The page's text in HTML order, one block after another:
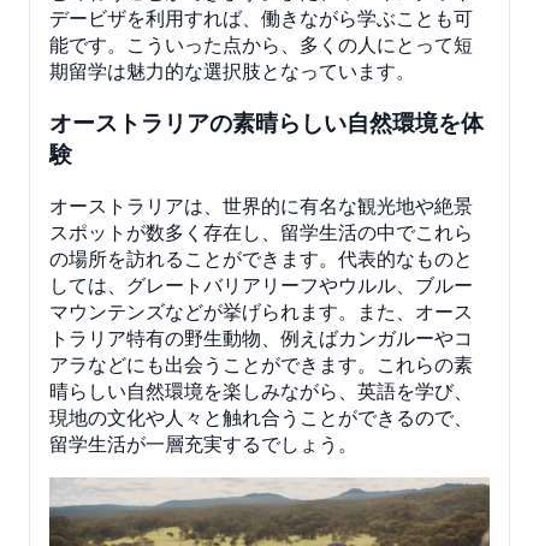
デービザを利用すれば、働きながら学ぶことも可
能です。こういった点から、多くの人にとって短
期留学は魅力的な選択肢となっています。
オーストラリアの素晴らしい自然環境を体
験
オーストラリアは、世界的に有名な観光地や絶景
スポットが数多く存在し、留学生活の中でこれら
の場所を訪れることができます。代表的なものと
しては、グレートバリアリーフやウルル、ブルー
マウンテンズなどが挙げられます。また、オース
トラリア特有の野生動物、例えばカンガルーやコ
アラなどにも出会うことができます。これらの素
晴らしい自然環境を楽しみながら、英語を学び、
現地の文化や人々と触れ合うことができるので、
留学生活が一層充実するでしょう。